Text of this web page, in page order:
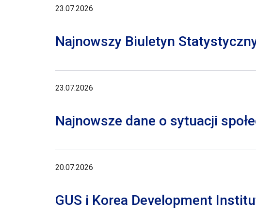
23.07.2026
Najnowszy Biuletyn
23.07.2026
Najnowsze dane o sytuacji
20.07.2026
GUS i Korea Development